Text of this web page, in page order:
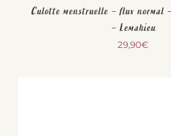
Culotte menstruelle – flux normal
– Lemahieu
29,90€